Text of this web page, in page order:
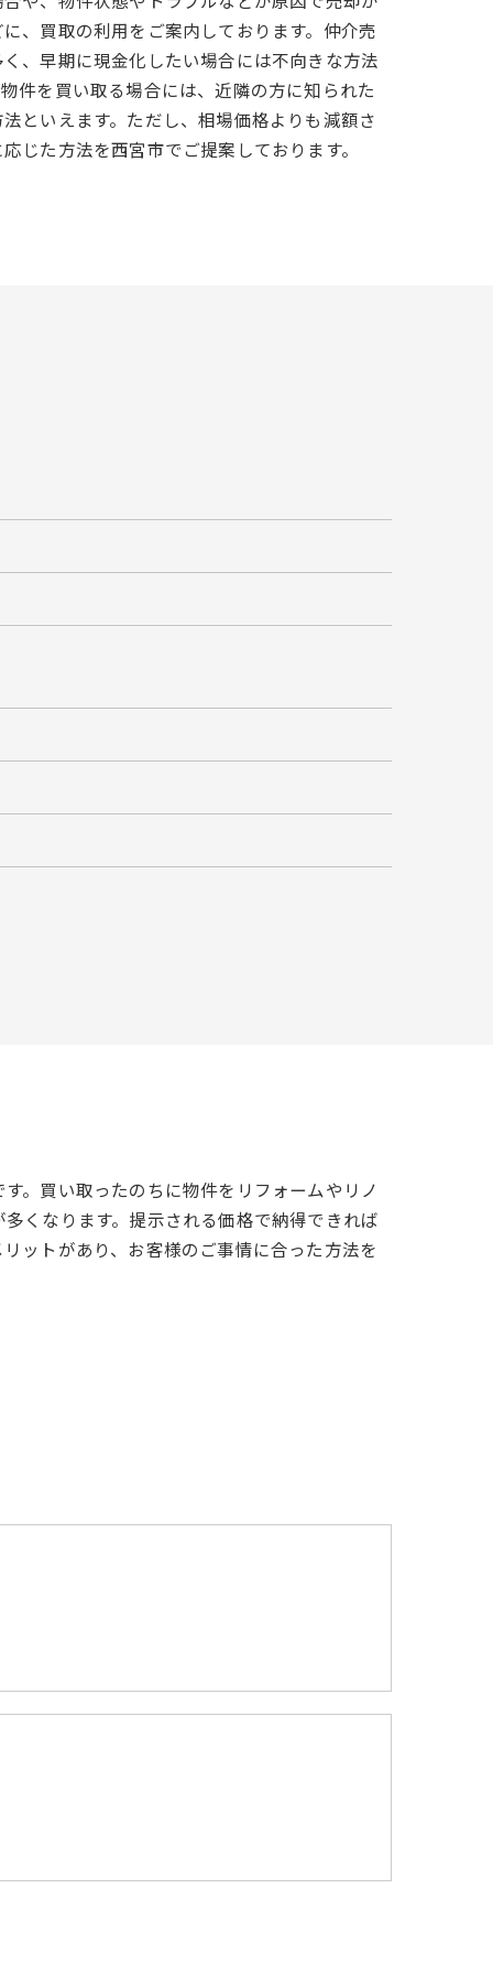
、買取の利用をご案内しております。仲介売
、早期に現金化したい場合には不向きな方法
件を買い取る場合には、近隣の方に知られた
といえます。ただし、相場価格よりも減額さ
じた方法を西宮市でご提案しております。
。買い取ったのちに物件をリフォームやリノ
くなります。提示される価格で納得できれば
ットがあり、お客様のご事情に合った方法を